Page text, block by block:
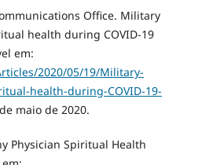
Office. Military
health during COVID-19
em:
2020/05/19/Military-
health-during-COVID-19-
maio de 2020.
Physician Spiritual Health